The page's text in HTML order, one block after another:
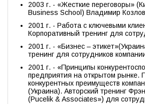
2003 г. - «Жесткие переговоры»
Business School) Владимир
2001 г. - Работа с ключевыми
Корпоративный тренинг для
2001 г. - «Бизнес –
тренинг для сотрудников
2001 г. - «Принципы
предприятия на открытом рынке.
конкурентных преимуществ
(Украина). Авторский тренинг
(Pucelik & Associates») для